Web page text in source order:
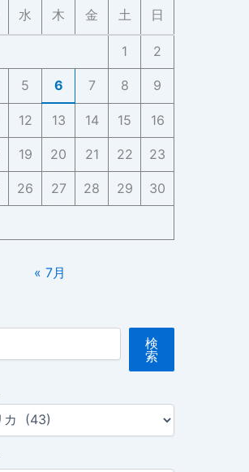
水 木 金 土 日
1 2
5 6 7 8 9
12 13 14 15 16
19 20 21 22 23
26 27 28 29 30
« 7月
検
索